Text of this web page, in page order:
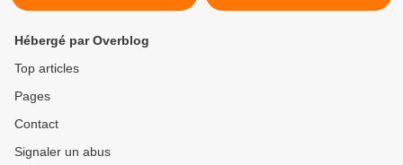
Hébergé par Overblog
Top articles
Pages
Contact
Signaler un abus